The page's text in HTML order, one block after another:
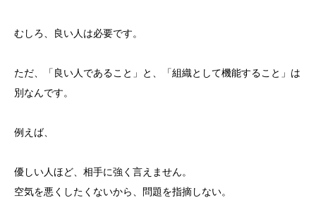
むしろ、良い人は必要です。
ただ、「良い人であること」と、「組織として機能すること」は
別なんです。
例えば、
優しい人ほど、相手に強く言えません。
空気を悪くしたくないから、問題を指摘しない。